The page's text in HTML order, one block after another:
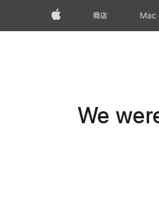
Apple商店 Mac
We